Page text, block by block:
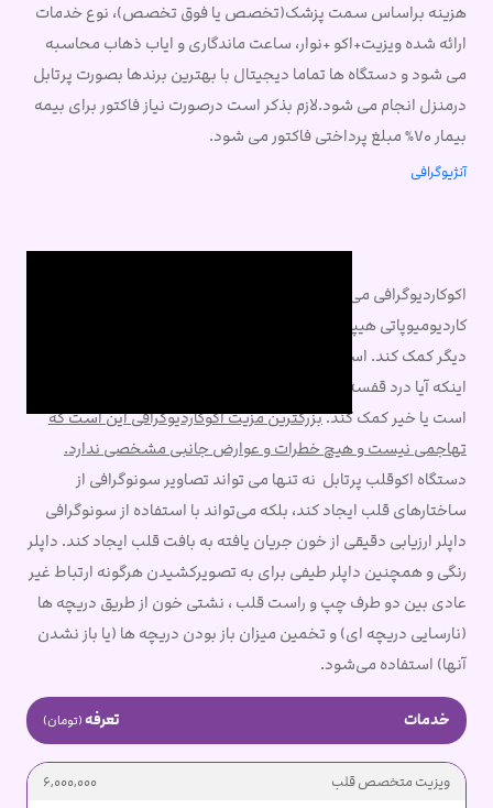
هزینه براساس سمت پزشک(تخصص یا فوق تخصص)، نوع خدمات
ارائه شده ویزیت+اکو +نوار، ساعت ماندگاری و ایاب ذهاب محاسبه
می شود و دستگاه ها تماما دیجیتال با بهترین برندها بصورت پرتابل
درمنزل انجام می شود.لازم بذکر است درصورت نیاز فاکتور برای بیمه
بیمار 70% مبلغ پرداختی فاکتور می شود.
آنژیوگرافی
اکوکاردیوگرافی می تواند به تشخیص انواع کاردیومیوپاتی، مانند
کاردیومیوپاتی هیپرتروفیک ، کاردیومیوپاتی متسع و بسیاری موارد
دیگر کمک کند. استفاده از استرس اکوکاردیوگرافی می‌تواند به تعیین
اینکه آیا درد قفسه سینه یا علائم مرتبط با آن مربوط به بیماری قلبی
است یا خیر کمک کند.بزرگترین مزیت اکوکاردیوگرافی این است که
تهاجمی نیست و هیچ خطرات و عوارض جانبی مشخصی ندارد.
دستگاه اکوقلب پرتابل نه تنها می تواند تصاویر سونوگرافی از
ساختارهای قلب ایجاد کند، بلکه می‌تواند با استفاده از سونوگرافی
داپلر ارزیابی دقیقی از خون جریان یافته به بافت قلب ایجاد کند. داپلر
رنگی و همچنین داپلر طیفی برای به تصویرکشیدن هرگونه ارتباط غیر
عادی بین دو طرف چپ و راست قلب ، نشتی خون از طریق دریچه ها
(نارسایی دریچه ای) و تخمین میزان باز بودن دریچه ها (یا باز نشدن
آنها) استفاده می‌شود.
خدمات تعرفه(تومان)
ویزیت متخصص قلب
6,000,000